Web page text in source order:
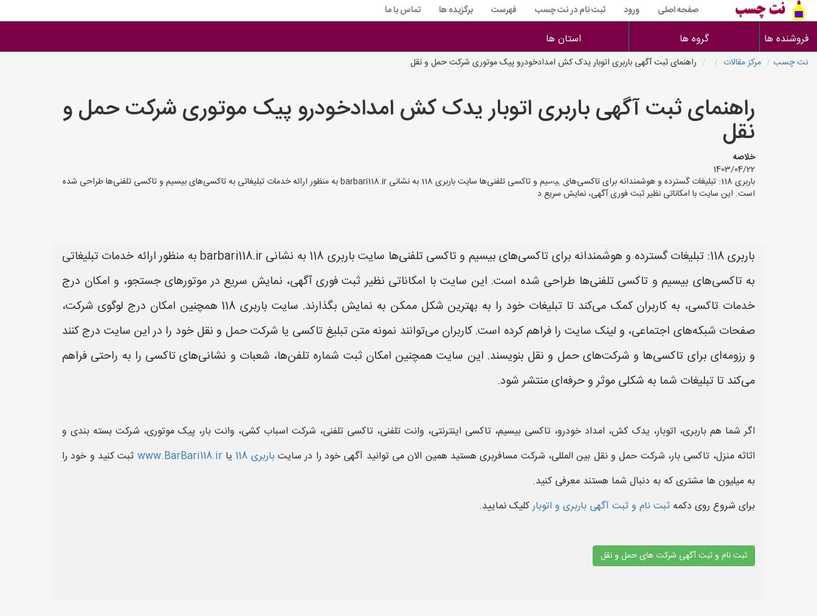
صفحه اصلی ورود ثبت نام در نت چسب فهرست برگزیده ها تماس با ما
فروشنده ها گروه ها استان ها
نت چسب مرکز مقالات راهنمای ثبت آگهی باربری اتوبار یدک کش امدادخودرو پیک موتوری شرکت حمل و نقل
راهنمای ثبت آگهی باربری اتوبار یدک کش امدادخودرو پیک موتوری شرکت حمل و
نقل
خلاصه
1403/04/22
باربری 118: تبلیغات گسترده و هوشمندانه برای تاکسی‌های بیسیم و تاکسی تلفنی‌ها سایت باربری 118 به نشانی barbari118.ir به منظور ارائه خدمات تبلیغاتی به تاکسی‌های بیسیم و تاکسی تلفنی‌ها طراحی شده
است. این سایت با امکاناتی نظیر ثبت فوری آگهی، نمایش سریع د
باربری 118: تبلیغات گسترده و هوشمندانه برای تاکسی‌های بیسیم و تاکسی تلفنی‌ها سایت باربری 118 به نشانی barbari118.ir به منظور ارائه خدمات تبلیغاتی
به تاکسی‌های بیسیم و تاکسی تلفنی‌ها طراحی شده است. این سایت با امکاناتی نظیر ثبت فوری آگهی، نمایش سریع در موتورهای جستجو، و امکان درج
خدمات تاکسی، به کاربران کمک می‌کند تا تبلیغات خود را به بهترین شکل ممکن به نمایش بگذارند. سایت باربری 118 همچنین امکان درج لوگوی شرکت،
صفحات شبکه‌های اجتماعی، و لینک سایت را فراهم کرده است. کاربران می‌توانند نمونه متن تبلیغ تاکسی یا شرکت حمل و نقل خود را در این سایت درج کنند
و رزومه‌ای برای تاکسی‌ها و شرکت‌های حمل و نقل بنویسند. این سایت همچنین امکان ثبت شماره تلفن‌ها، شعبات و نشانی‌های تاکسی را به راحتی فراهم
می‌کند تا تبلیغات شما به شکلی موثر و حرفه‌ای منتشر شود.
اگر شما هم باربری، اتوبار، یدک کش، امداد خودرو، تاکسی بیسیم، تاکسی اینترنتی، وانت تلفنی، تاکسی تلفنی، شرکت اسباب کشی، وانت بار، پیک موتوری، شرکت بسته بندی و
اثاثه منزل، تاکسی بار، شرکت حمل و نقل بین المللی، شرکت مسافربری هستید همین الان می توانید آگهی خود را در سایتباربری 118 یاwww.BarBari118.ir ثبت کنید و خود را
به میلیون ها مشتری که به دنبال شما هستند معرفی کنید.
برای شروع روی دکمه ثبت نام و ثبت آگهی باربری و اتوبارکلیک نمایید.
ثبت نام و ثبت آگهی شرکت های حمل و نقل